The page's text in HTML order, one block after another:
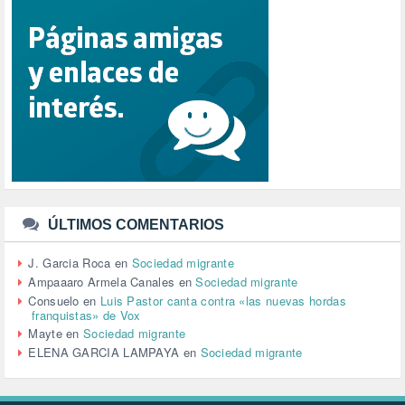
RELIGIÓN (114)
REPUBLICA (1)
SALUD (108)
SENSIBILIZACIÓN (576)
SINDICATOS (12)
TTIP (6)
URBANISMO (1)
URBANIZACIÓN (1)
VEJEZ (1)
VENEZUELA (3)
VENEZULA (1)
VIAJES (1)
VIOLENCIA (2)
VIOLENCIA DE GÉNERO (223)
VIVIENDA (9)
VOLODIMIR ZELENSKY (1)
ÚLTIMOS COMENTARIOS
J. Garcia Roca en Sociedad migrante
Ampaaaro Armela Canales enSociedad migrante
Consuelo en Luis Pastor canta contra «las nuevas hordas
franquistas» de Vox
MayteenSociedad migrante
ELENA GARCIA LAMPAYA en Sociedad migrante